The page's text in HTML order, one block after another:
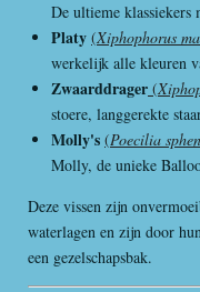
De ultieme klassiekers
Platy (Xiphophorus
werkelijk alle kleuren
Zwaarddrager (
stoere, langgerekte
Molly's (Poecilia
Molly, de unieke
Deze vissen zijn
waterlagen en zijn door
een gezelschapsbak.